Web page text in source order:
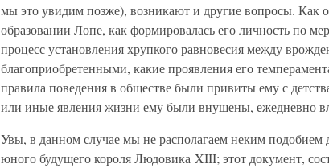
мы это увидим позже), возникают и другие вопросы. Как
образовании Лопе, как формировалась его личность по
процесс установления хрупкого равновесия между
благоприобретенными, какие проявления его
правила поведения в обществе были привиты ему с
или иные явления жизни ему были внушены, ежедневно
Увы, в данном случае мы не располагаем неким подобием
юного будущего короля Людовика XIII; этот документ,